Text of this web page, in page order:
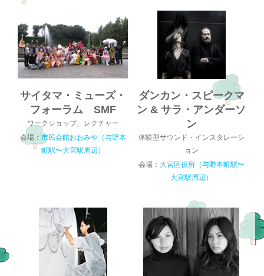
サイタマ・ミューズ・
フォーラム SMF
ワークショップ、レクチャー
会場： 市民会館おおみや（与野本
町駅〜大宮駅周辺）
ダンカン・スピークマ
ン & サラ・アンダーソ
ン
体験型サウンド・インスタレーシ
ョン
会場： 大宮区役所（与野本町駅〜
大宮駅周辺）